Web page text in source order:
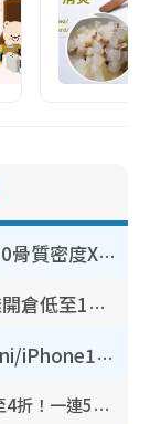
港大推賽馬會強化骨骼計劃！$100骨質密度X光檢查 完成免費運動訓練送超市禮券！附參加資格
開倉優惠 | 尖沙咀海港城名牌波鞋開倉低至1折！On鞋$899起／Joy&Peace鞋履$98起
豐澤優惠勁減低至44折！Mac mini/iPhone17Pro大減價！廚房家電$220起
開倉優惠｜尖沙咀名牌行李箱開倉低至4折！一連5日 American Tourister/ace./Hallmark $200起！